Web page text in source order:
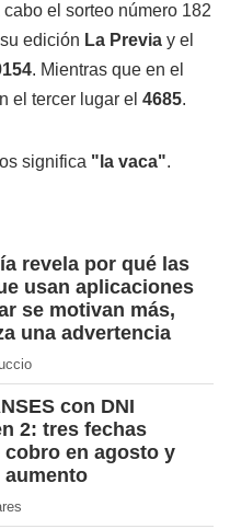
el sorteo número 182
edición La Previa y el
. Mientras que en el
el tercer lugar el 4685.
significa "la vaca".
revela por qué las
usan aplicaciones
se motivan más,
una advertencia
con DNI
2: tres fechas
en agosto y